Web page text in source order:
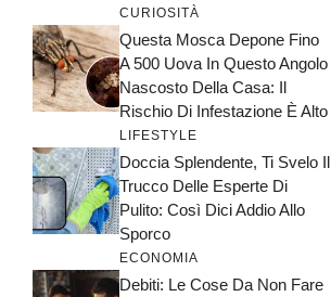
CURIOSITÀ
Questa Mosca Depone Fino
A 500 Uova In Questo Angolo
Nascosto Della Casa: Il
Rischio Di Infestazione È Alto
LIFESTYLE
Doccia Splendente, Ti Svelo Il
Trucco Delle Esperte Di
Pulito: Così Dici Addio Allo
Sporco
ECONOMIA
Debiti: Le Cose Da Non Fare